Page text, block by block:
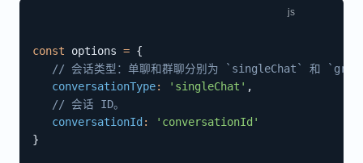
const options = {
// 会话类型：单聊和群聊分别为 `singleChat` 和
conversationType: 'singleChat' ,
// 会话 ID。
conversationId :
'conversationId'
}